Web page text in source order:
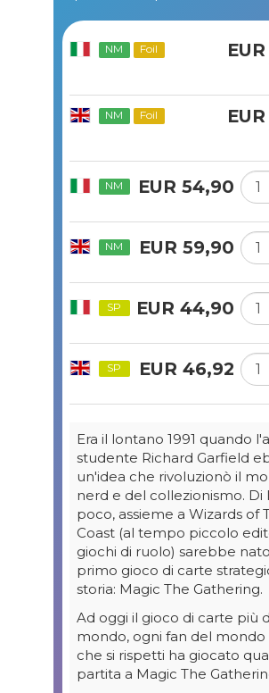
NM Foil
NM Foil
NM EUR 54,90
NM EUR 59,90
SP EUR 44,90
SP EUR 46,92
Era il lontano 1991 quando
studente Richard Garfield
un'idea che rivoluzionò il
nerd e del collezionismo. Di
poco, assieme a Wizards of
Coast (al tempo piccolo
giochi di ruolo) sarebbe
primo gioco di carte
storia: Magic The Gathering.
Ad oggi il gioco di carte più
mondo, ogni fan del mondo
che si rispetti ha giocato
partita a Magic The